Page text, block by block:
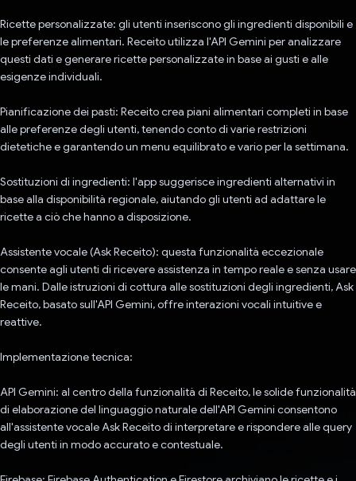
Ricette personalizzate: gli utenti inseriscono gli ingredienti disponibili e
le preferenze alimentari. Receito utilizza l'API Gemini per analizzare
questi dati e generare ricette personalizzate in base ai gusti e alle
esigenze individuali.
Pianificazione dei pasti: Receito crea piani alimentari completi in base
alle preferenze degli utenti, tenendo conto di varie restrizioni
dietetiche e garantendo un menu equilibrato e vario per la settimana.
Sostituzioni di ingredienti: l'app suggerisce ingredienti alternativi in
base alla disponibilità regionale, aiutando gli utenti ad adattare le
ricette a ciò che hanno a disposizione.
Assistente vocale (Ask Receito): questa funzionalità eccezionale
consente agli utenti di ricevere assistenza in tempo reale e senza usare
le mani. Dalle istruzioni di cottura alle sostituzioni degli ingredienti, Ask
Receito, basato sull'API Gemini, offre interazioni vocali intuitive e
reattive.
Implementazione tecnica:
API Gemini: al centro della funzionalità di Receito, le solide funzionalità
di elaborazione del linguaggio naturale dell'API Gemini consentono
all'assistente vocale Ask Receito di interpretare e rispondere alle query
degli utenti in modo accurato e contestuale.